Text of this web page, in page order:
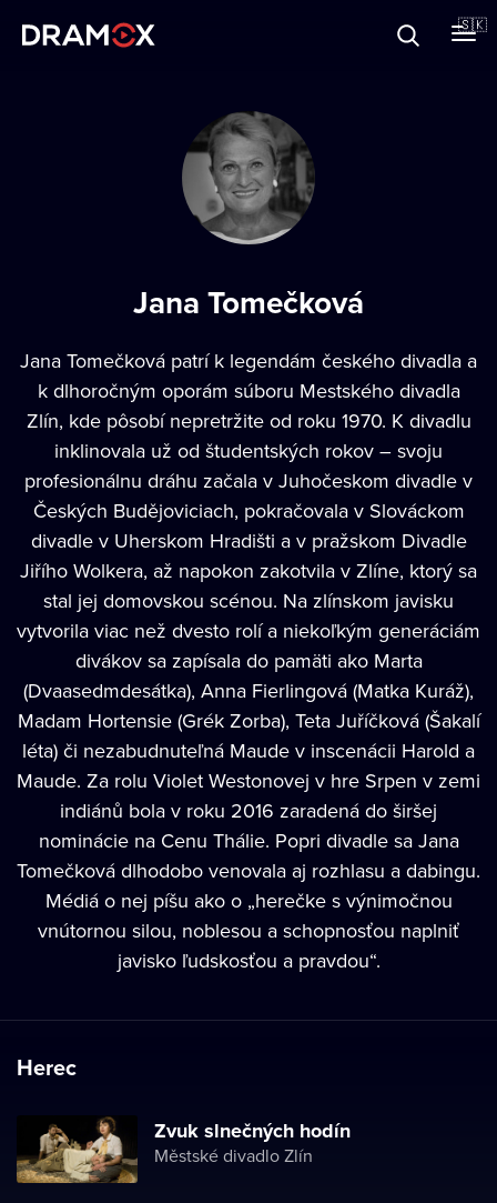
🇸🇰
Jana Tomečková
Jana Tomečková patrí k legendám českého divadla a
k dlhoročným oporám súboru Mestského divadla
Zlín, kde pôsobí nepretržite od roku 1970. K divadlu
inklinovala už od študentských rokov – svoju
profesionálnu dráhu začala v Juhočeskom divadle v
Českých Budějoviciach, pokračovala v Slováckom
divadle v Uherskom Hradišti a v pražskom Divadle
Jiřího Wolkera, až napokon zakotvila v Zlíne, ktorý sa
stal jej domovskou scénou. Na zlínskom javisku
vytvorila viac než dvesto rolí a niekoľkým generáciám
divákov sa zapísala do pamäti ako Marta
(Dvaasedmdesátka), Anna Fierlingová (Matka Kuráž),
Madam Hortensie (Grék Zorba), Teta Juříčková (Šakalí
léta) či nezabudnuteľná Maude v inscenácii Harold a
Maude. Za rolu Violet Westonovej v hre Srpen v zemi
indiánů bola v roku 2016 zaradená do širšej
nominácie na Cenu Thálie. Popri divadle sa Jana
Tomečková dlhodobo venovala aj rozhlasu a dabingu.
Médiá o nej píšu ako o „herečke s výnimočnou
vnútornou silou, noblesou a schopnosťou naplniť
javisko ľudskosťou a pravdou“.
Herec
Zvuk slnečných hodín
Městské divadlo Zlín